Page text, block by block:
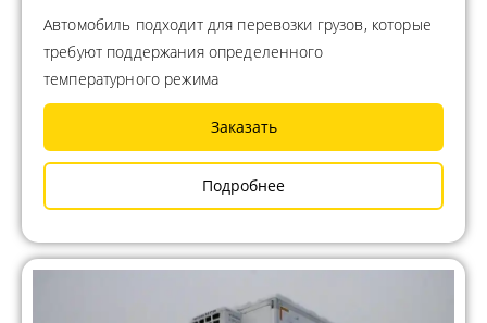
Автомобиль подходит для перевозки грузов, которые
требуют поддержания определенного
температурного режима
Заказать
Подробнее